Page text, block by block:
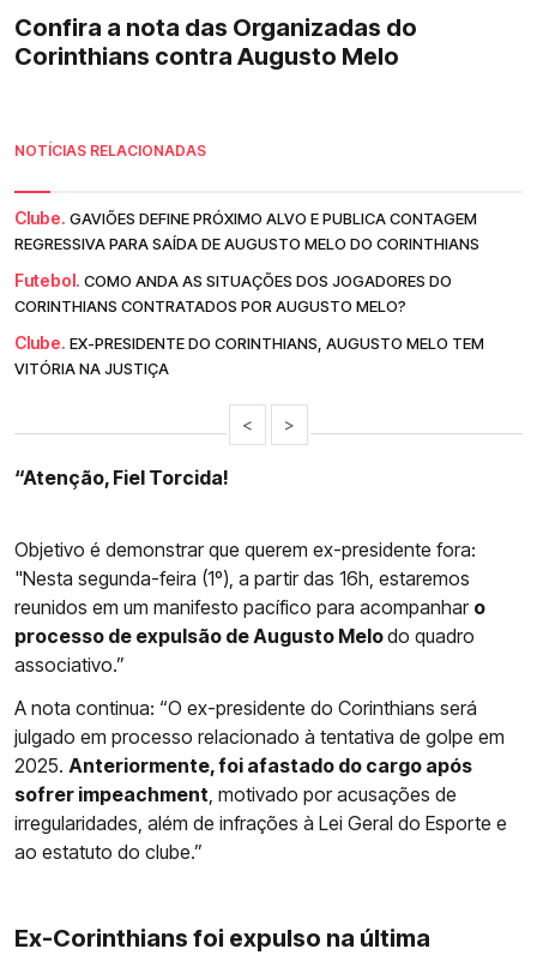
Confira a nota das Organizadas do
Corinthians contra Augusto Melo
NOTÍCIAS RELACIONADAS
Clube. GAVIÕES DEFINE PRÓXIMO ALVO E PUBLICA CONTAGEM
REGRESSIVA PARA SAÍDA DE AUGUSTO MELO DO CORINTHIANS
Futebol. COMO ANDA AS SITUAÇÕES DOS JOGADORES DO
CORINTHIANS CONTRATADOS POR AUGUSTO MELO?
Clube. EX-PRESIDENTE DO CORINTHIANS, AUGUSTO MELO TEM
VITÓRIA NA JUSTIÇA
< >
“Atenção, Fiel Torcida!
Objetivo é demonstrar que querem ex-presidente fora:
"Nesta segunda-feira (1º), a partir das 16h, estaremos
reunidos em um manifesto pacífico para acompanhar o
processo de expulsão de Augusto Melodo quadro
associativo.”
A nota continua: “O ex-presidente do Corinthians será
julgado em processo relacionado à tentativa de golpe em
2025. Anteriormente, foi afastado do cargo após
sofrer impeachment , motivado por acusações de
irregularidades, além de infrações à Lei Geral do Esporte e
ao estatuto do clube.”
Ex-Corinthians foi expulso na última